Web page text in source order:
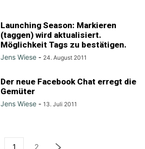
Launching Season: Markieren
(taggen) wird aktualisiert.
Möglichkeit Tags zu bestätigen.
Jens Wiese - 24. August 2011
Der neue Facebook Chat erregt die
Gemüter
Jens Wiese - 13. Juli 2011
1 2